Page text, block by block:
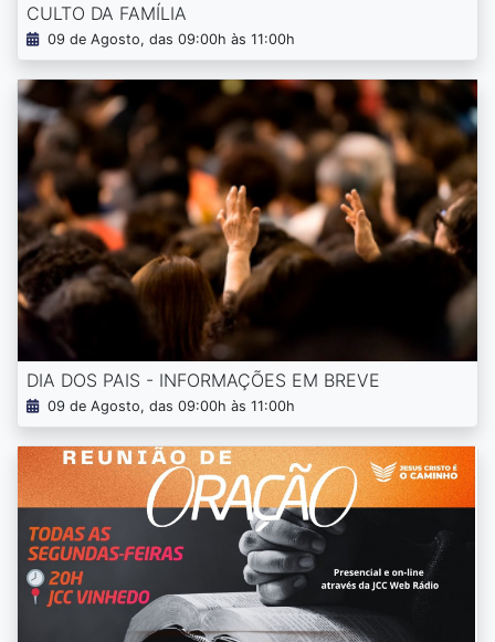
CULTO DA FAMÍLIA
09 de Agosto, das 09:00h às 11:00h
DIA DOS PAIS - INFORMAÇÕES EM BREVE
09 de Agosto, das 09:00h às 11:00h